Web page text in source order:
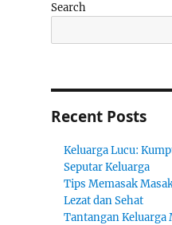
Search
Recent Posts
Keluarga Lucu:
Seputar Keluarga
Tips Memasak
Lezat dan Sehat
Tantangan